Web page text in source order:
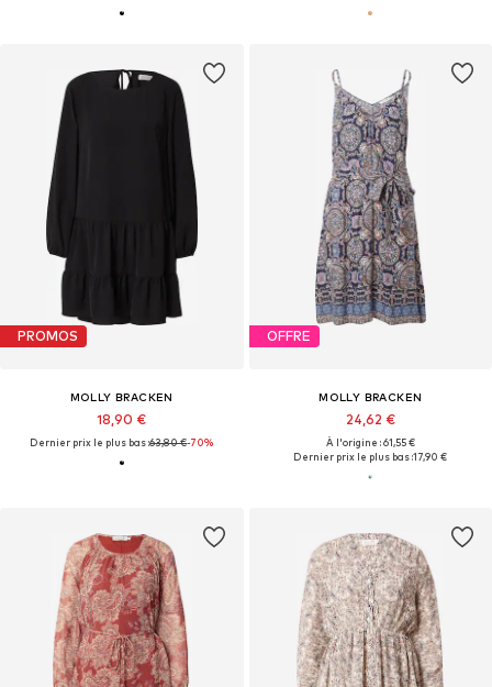
PROMOS
MOLLY BRACKEN
18,90 €
Dernier prix le plus bas :63,80 €-70%
OFFRE
MOLLY BRACKEN
24,62 €
À l'origine : 61,55 €
Dernier prix le plus bas :17,90 €